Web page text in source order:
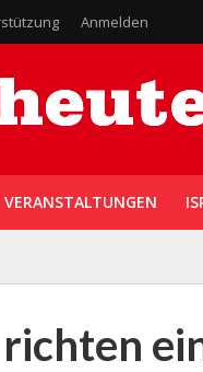
Anmelden
VERANSTALTUNGEN